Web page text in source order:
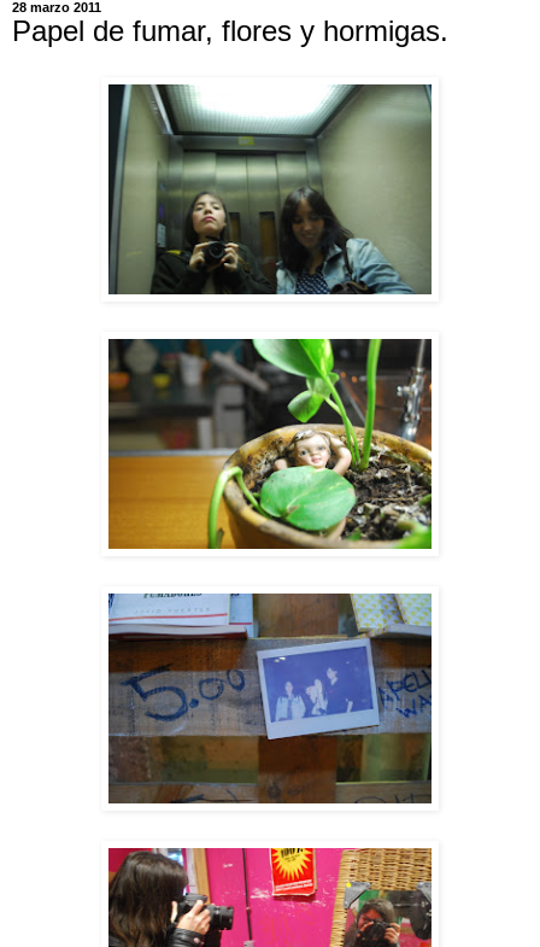
28 marzo 2011
Papel de fumar, flores y hormigas.